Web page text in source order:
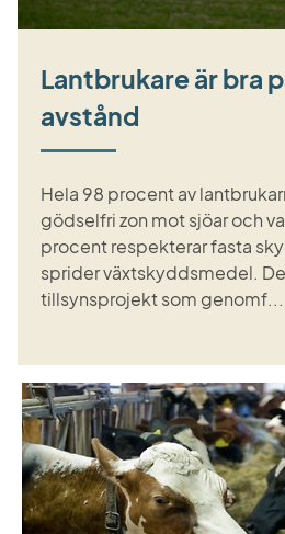
Lantbrukare är bra
avstånd
Hela 98 procent av
gödselfri zon mot sjöar och
procent respekterar fasta
sprider växtskyddsmedel.
tillsynsprojekt som genomf...